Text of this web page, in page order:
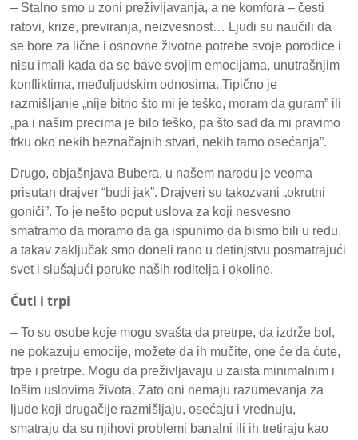
– Stalno smo u zoni preživljavanja, a ne komfora – česti
ratovi, krize, previranja, neizvesnost… Ljudi su naučili da
se bore za lične i osnovne životne potrebe svoje porodice i
nisu imali kada da se bave svojim emocijama, unutrašnjim
konfliktima, međuljudskim odnosima. Tipično je
razmišljanje „nije bitno što mi je teško, moram da guram” ili
„pa i našim precima je bilo teško, pa što sad da mi pravimo
frku oko nekih beznačajnih stvari, nekih tamo osećanja”.
Drugo, objašnjava Bubera, u našem narodu je veoma
prisutan drajver “budi jak”. Drajveri su takozvani „okrutni
goniči”. To je nešto poput uslova za koji nesvesno
smatramo da moramo da ga ispunimo da bismo bili u redu,
a takav zaključak smo doneli rano u detinjstvu posmatrajući
svet i slušajući poruke naših roditelja i okoline.
Ćuti i trpi
– To su osobe koje mogu svašta da pretrpe, da izdrže bol,
ne pokazuju emocije, možete da ih mučite, one će da ćute,
trpe i pretrpe. Mogu da preživljavaju u zaista minimalnim i
lošim uslovima života. Zato oni nemaju razumevanja za
ljude koji drugačije razmišljaju, osećaju i vrednuju,
smatraju da su njihovi problemi banalni ili ih tretiraju kao